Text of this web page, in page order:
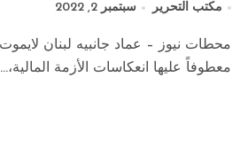
مكتب التحرير سبتمبر 2, 2022
محطات نيوز – عماد جانبيه لبنان لايموت، رغم الأزمة الإقتصادية،
معطوفاً عليها انعكاسات الأزمة المالية،...